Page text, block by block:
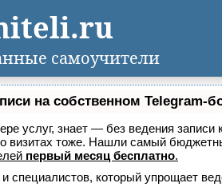
на собственном Telegram-
услуг, знает — без ведения
о визитах тоже. Нашли самый
первый месяц бесплатно.
специалистов, который упрощает
самоучители